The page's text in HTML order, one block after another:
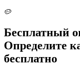
🥔
Бесплатный
Определите
бесплатно